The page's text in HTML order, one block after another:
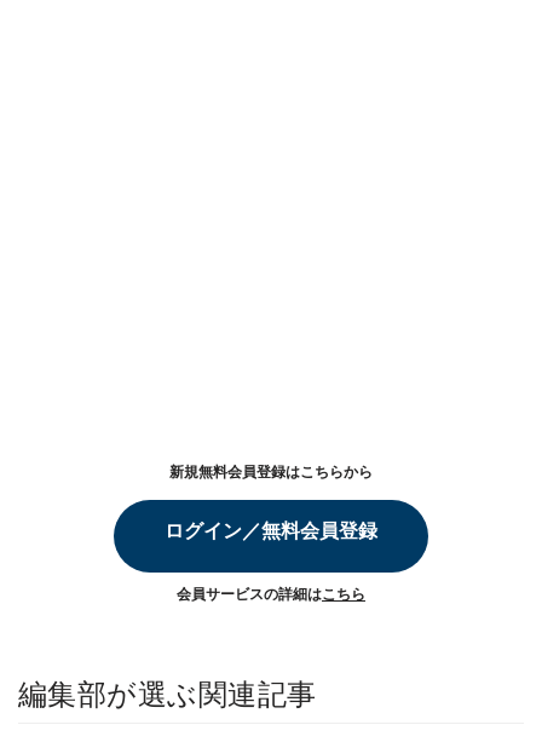
新規無料会員登録はこちらから
ログイン／無料会員登録
会員サービスの詳細はこちら
編集部が選ぶ関連記事